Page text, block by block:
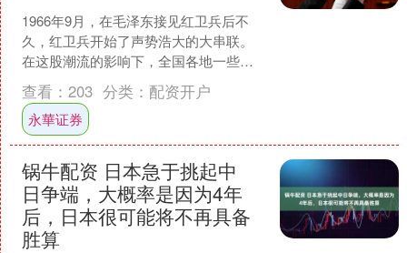
1966年9月，在毛泽东接见红卫兵后不
久，红卫兵开始了声势浩大的大串联。
在这股潮流的影响下，全国各地一些军
事院校的学生也开始串联，他们陆续来
到北京，并以揪工作组....
查看： 203 分类： 配资开户
永華证券
锅牛配资 日本急于挑起中
日争端，大概率是因为4年
后，日本很可能将不再具备
胜算